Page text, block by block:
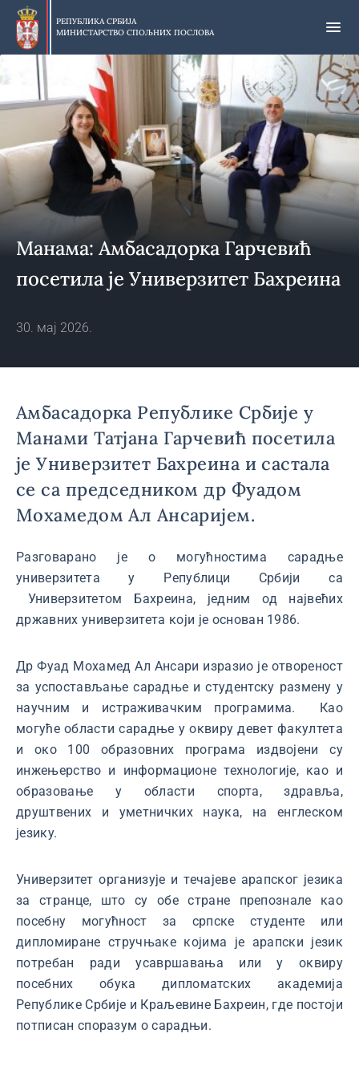
Прескочи
главни
део
садржаја
РЕПУБЛИКА СРБИЈА
МИНИСТАРСТВО СПОЉНИХ ПОСЛОВА
Манама: Амбасадорка Гарчевић
посетила је Универзитет Бахреина
30. мај 2026.
Амбасадорка Републике Србије у
Манами Татјана Гарчевић посетила
је Универзитет Бахреина и састала
се са председником др Фуадом
Мохамедом Ал Ансаријем.
Разговарано је о могућностима сарадње
универзитета у Републици Србији са
Универзитетом Бахреина, једним од највећих
државних универзитета који је основан 1986.
Др Фуад Мохамед Ал Ансари изразио је отвореност
за успостављање сарадње и студентску размену у
научним и истраживачким програмима. Као
могуће области сарадње у оквиру девет факултета
и око 100 образовних програма издвојени су
инжењерство и информационе технологије, као и
образовање у области спорта, здравља,
друштвених и уметничких наука, на енглеском
језику.
Универзитет организује и течајеве арапског језика
за странце, што су обе стране препознале као
посебну могућност за српске студенте или
дипломиране стручњаке којима је арапски језик
потребан ради усавршавања или у оквиру
посебних обука дипломатских академија
Републике Србије и Краљевине Бахреин, где постоји
потписан споразум о сарадњи.